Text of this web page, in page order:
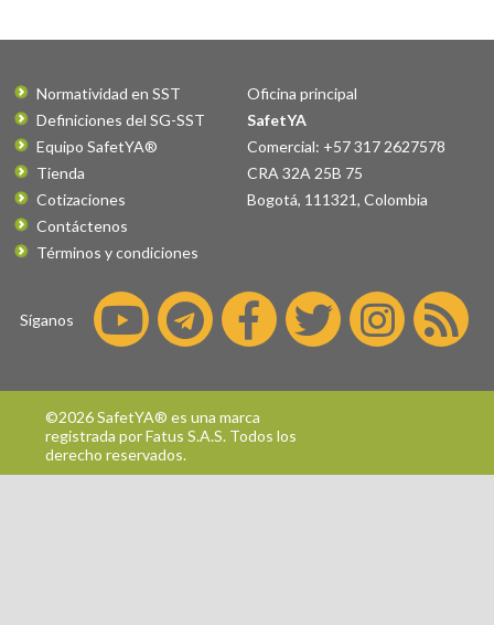
Normatividad en SST
Definiciones del SG-SST
Equipo SafetYA®
Tienda
Cotizaciones
Contáctenos
Términos y condiciones
Oficina principal
SafetYA
Comercial: +57 317 2627578
CRA 32A 25B 75
Bogotá, 111321, Colombia
Síganos
©2026 SafetYA® es una marca
registrada porFatus S.A.S. Todos los
derecho reservados.